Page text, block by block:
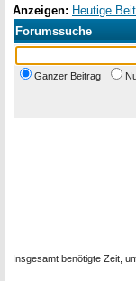
Anzeigen: Heutige
Forumssuche
Ganzer Beitrag
Insgesamt benötigte Zeit,